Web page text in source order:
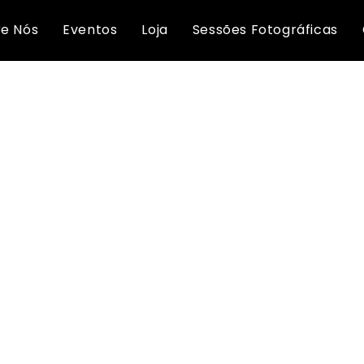
Nós Eventos Loja Sessões Fotográficas
Início